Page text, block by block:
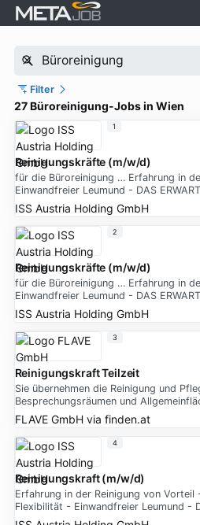
Filter
27 Büroreinigung-Jobs in Wien
Reinigungskräfte (m/w/d)
für die Büroreinigung … Erfahrung in
Einwandfreier Leumund - DAS
ISS Austria Holding GmbH
1
Reinigungskräfte (m/w/d)
für die Büroreinigung … Erfahrung in
Einwandfreier Leumund - DAS
ISS Austria Holding GmbH
2
Reinigungskraft Teilzeit
Sie übernehmen die Reinigung und
Besprechungsräumen und
FLAVE GmbHvia finden.at
3
Reinigungskraft (m/w/d)
Erfahrung in der Reinigung von
Flexibilität - Einwandfreier Leumund -
4